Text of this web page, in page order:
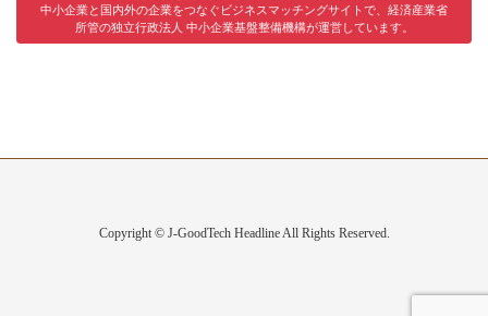
中小企業と国内外の企業をつなぐビジネスマッチングサイトで、経済産業省
所管の独立行政法人 中小企業基盤整備機構が運営しています。
Copyright © J-GoodTech Headline All Rights Reserved.